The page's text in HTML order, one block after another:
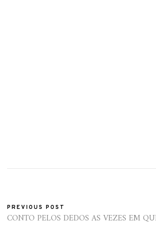
PREVIOUS POST
CONTO PELOS DEDOS AS VEZES EM